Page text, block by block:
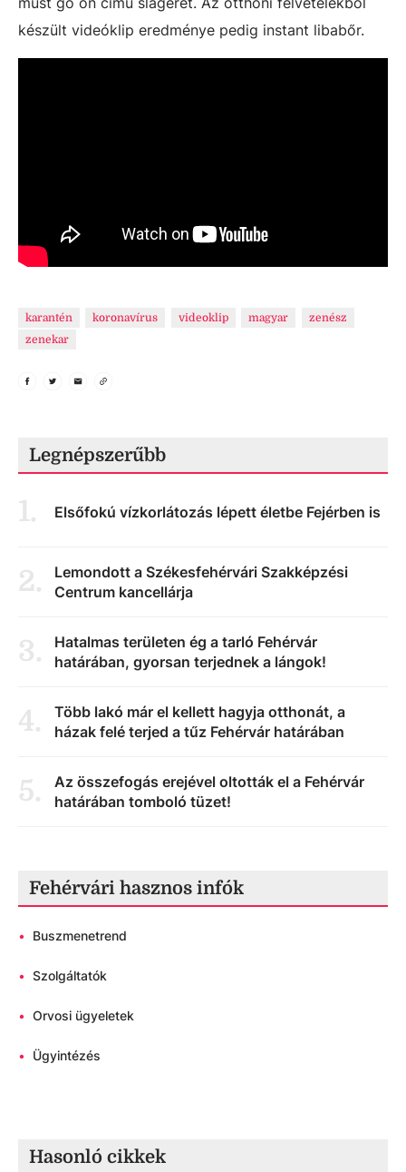
készült videóklip eredménye pedig instant libabőr.
karantén koronavírus videoklip magyar
zenész
zenekar
Legnépszerűbb
1. Elsőfokú vízkorlátozás lépett életbe Fejérben is
2.
Lemondott a Székesfehérvári Szakképzési
Centrum kancellárja
3.
Hatalmas területen ég a tarló Fehérvár
határában, gyorsan terjednek a lángok!
4.
Több lakó már el kellett hagyja otthonát, a
házak felé terjed a tűz Fehérvár határában
5.
Az összefogás erejével oltották el a Fehérvár
határában tomboló tüzet!
Fehérvári hasznos infók
• Buszmenetrend
• Szolgáltatók
• Orvosi ügyeletek
• Ügyintézés
Hasonló cikkek